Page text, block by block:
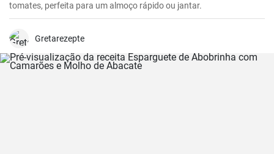
tomates, perfeita para um almoço rápido ou jantar.
Gretarezepte